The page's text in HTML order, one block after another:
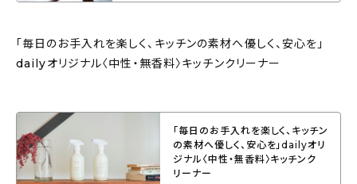
「毎日のお手入れを楽しく、キッチンの素材へ優しく、安心を」
dailyオリジナル〈中性・無香料〉キッチンクリーナー
「毎日のお手入れを楽しく、キッチン
の素材へ優しく、安心を」dailyオリ
ジナル〈中性・無香料〉キッチンク
リーナー